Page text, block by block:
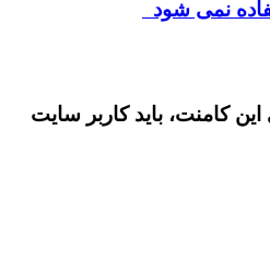
نمی شود
کامنت، باید کاربر سایت